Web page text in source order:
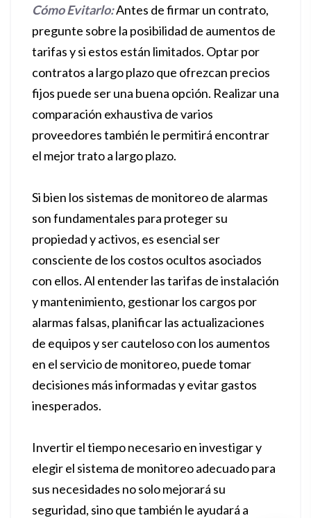
Cómo Evitarlo:Antes de firmar un contrato,
pregunte sobre la posibilidad de aumentos de
tarifas y si estos están limitados. Optar por
contratos a largo plazo que ofrezcan precios
fijos puede ser una buena opción. Realizar una
comparación exhaustiva de varios
proveedores también le permitirá encontrar
el mejor trato a largo plazo.
Si bien los sistemas de monitoreo de alarmas
son fundamentales para proteger su
propiedad y activos, es esencial ser
consciente de los costos ocultos asociados
con ellos. Al entender las tarifas de instalación
y mantenimiento, gestionar los cargos por
alarmas falsas, planificar las actualizaciones
de equipos y ser cauteloso con los aumentos
en el servicio de monitoreo, puede tomar
decisiones más informadas y evitar gastos
inesperados.
Invertir el tiempo necesario en investigar y
elegir el sistema de monitoreo adecuado para
sus necesidades no solo mejorará su
seguridad, sino que también le ayudará a